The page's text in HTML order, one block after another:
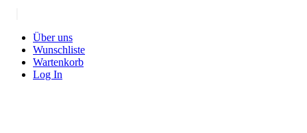
Über uns
Wunschliste
Wartenkorb
Log In